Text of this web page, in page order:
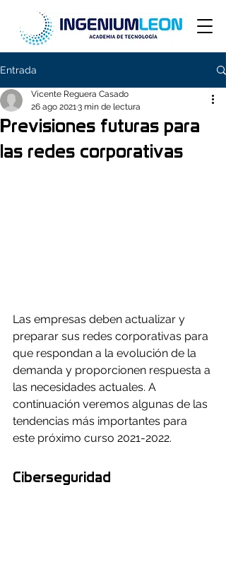
Entrada
Previsiones futuras para
las redes corporativas
Vicente Reguera Casado
26 ago 20213 min de lectura
Las empresas deben actualizar y
preparar sus redes corporativas para
que respondan a la evolución de la
demanda y proporcionen respuesta a
las necesidades actuales. A
continuación veremos algunas de las
tendencias más importantes para
este próximo curso 2021-2022.
Ciberseguridad